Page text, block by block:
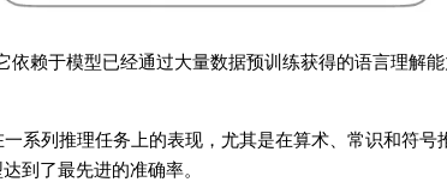
赖于模型已经通过大量数据预训练获得的语言理解
系列推理任务上的表现，尤其是在算术、常识和符号
到了最先进的准确率。